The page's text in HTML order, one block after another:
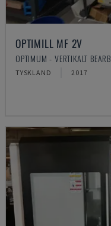
OPTIMILL MF 2V
OPTIMUM - VERTIKALT
TYSKLAND 2017